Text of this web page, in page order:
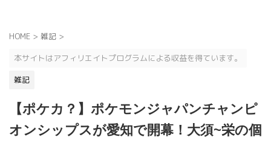
HOME > 雑記 >
本サイトはアフィリエイトプログラムによる収益を得ています。
雑記
【ポケカ？】ポケモンジャパンチャンピ
オンシップスが愛知で開幕！大須~栄の個